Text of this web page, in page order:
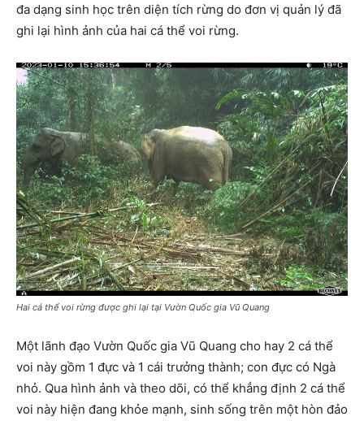
đa dạng sinh học trên diện tích rừng do đơn vị quản lý đã
ghi lại hình ảnh của hai cá thể voi rừng.
Hai cá thể voi rừng được ghi lại tại Vườn Quốc gia Vũ Quang
Một lãnh đạo Vườn Quốc gia Vũ Quang cho hay 2 cá thể
voi này gồm 1 đực và 1 cái trưởng thành; con đực có Ngà
nhỏ. Qua hình ảnh và theo dõi, có thể khẳng định 2 cá thể
voi này hiện đang khỏe mạnh, sinh sống trên một hòn đảo